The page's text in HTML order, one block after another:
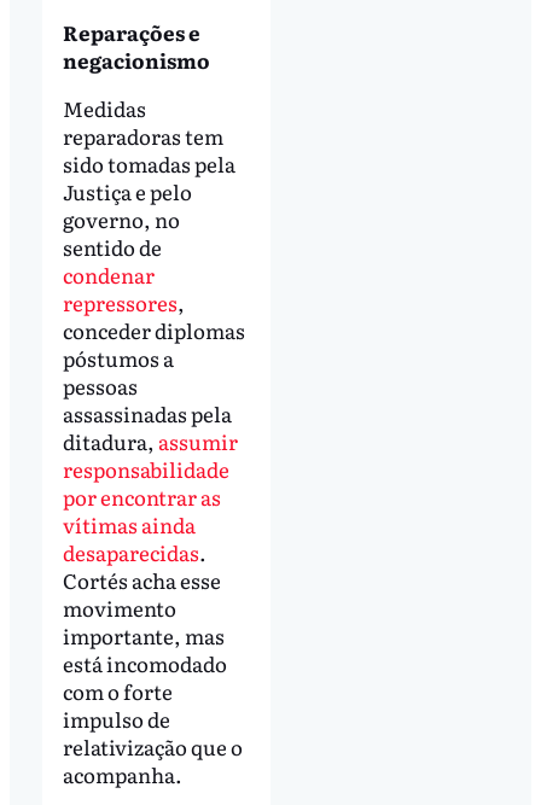
Reparações e
negacionismo
Medidas
reparadoras tem
sido tomadas pela
Justiça e pelo
governo, no
sentido de
condenar
repressores,
conceder diplomas
póstumos a
pessoas
assassinadas pela
ditadura, assumir
responsabilidade
por encontrar as
vítimas ainda
desaparecidas.
Cortés acha esse
movimento
importante, mas
está incomodado
com o forte
impulso de
relativização que o
acompanha.